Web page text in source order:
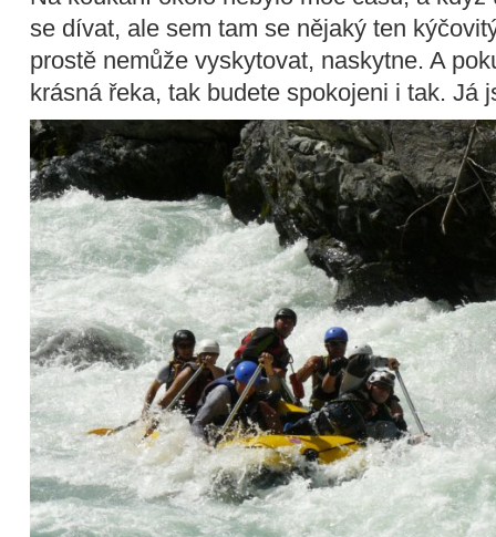
se dívat, ale sem tam se nějaký ten
prostě nemůže vyskytovat, naskytne. A
krásná řeka, tak budete spokojeni i tak. Já